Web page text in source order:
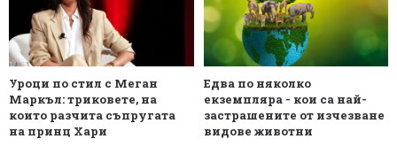
Уроци по стил с Меган
Маркъл: триковете, на
които разчита съпругата
на принц Хари
Едва по няколко
екземпляра - кои са най-
застрашените от изчезване
видове животни